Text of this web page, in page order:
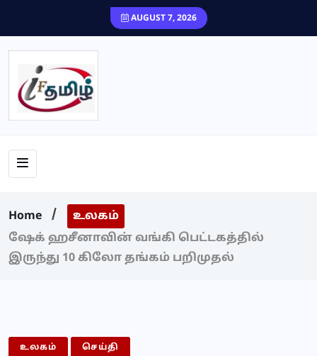
AUGUST 7, 2026
Home
உலகம்
ஷேக் ஹசீனாவின் வங்கி பெட்டகத்தில்
இருந்து 10 கிலோ தங்கம் பறிமுதல்
உலகம் செய்தி